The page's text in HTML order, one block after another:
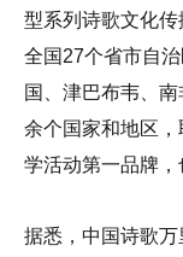
型系列诗歌文化
全国27个省市自
国、津巴布韦、
余个国家和地区
学活动第一品牌，
据悉，中国诗歌